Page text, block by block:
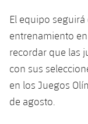
La Masia
Servicios
Accesibilidad
SUB8 A
SUB8 B
Fotos
Historia
Palmarés
Fotos
Infantil A
Infantil B
Calendario
Entradas
Resultados
Actualidad
Calendario
Resultados
Jugadores
Base
plusicon
Actualidad
Juvenil
Campus
PLUSICON
MÁS
El equipo
entrenamiento
recordar que las
con sus
en los Juegos
de agosto.